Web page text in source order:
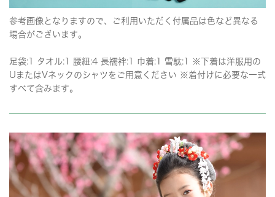
参考画像となりますので、ご利用いただく付属品は色など異なる
場合がございます。
足袋:1 タオル:1 腰紐:4 長襦袢:1 巾着:1 雪駄:1 ※下着は洋服用の
UまたはVネックのシャツをご用意ください ※着付けに必要な一式
すべて含みます。